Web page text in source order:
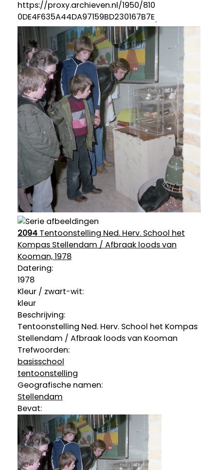
2094Tentoonstelling Ned. Herv. School het
Kompas Stellendam / Afbraak loods van
Kooman, 1978
Datering:
1978
Kleur / zwart-wit:
kleur
Beschrijving:
Tentoonstelling Ned. Herv. School het Kompas
Stellendam / Afbraak loods van Kooman
Trefwoorden:
basisschool
tentoonstelling
Geografische namen:
Stellendam
Bevat: